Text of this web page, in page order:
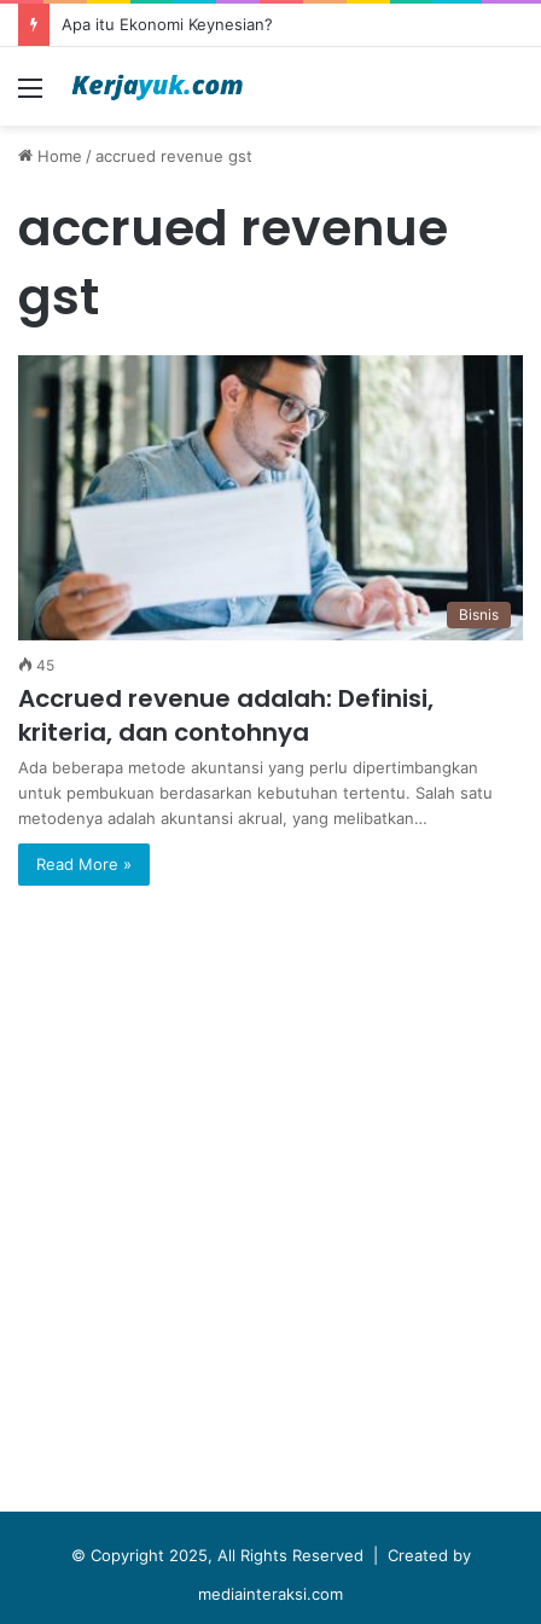
Apa itu Ekonomi Keynesian?
Menu
Home /accrued revenue gst
accrued revenue
gst
Bisnis
45
Accrued revenue adalah: Definisi,
kriteria, dan contohnya
Ada beberapa metode akuntansi yang perlu dipertimbangkan
untuk pembukuan berdasarkan kebutuhan tertentu. Salah satu
metodenya adalah akuntansi akrual, yang melibatkan…
Read More »
© Copyright 2025, All Rights Reserved | Created by
mediainteraksi.com